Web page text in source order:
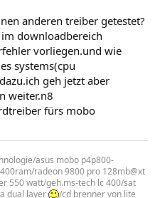
anderen treiber getestet?
downloadbereich
vorliegen.und wie
systems(cpu
geh jetzt aber
weiter.n8
fürs mobo
asus mobo p4p800-
radeon 9800 pro 128mb@xt
550 watt/geh.ms-tech lc 400/sat
dual layer
/cd brenner von lite